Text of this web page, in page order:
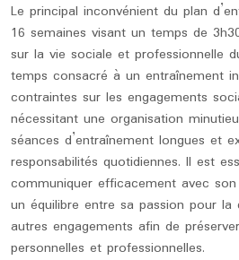
Le principal inconvénient du plan
16 semaines visant un temps de
sur la vie sociale et professionnelle
temps consacré à un entraînement
contraintes sur les engagements
nécessitant une organisation
séances d’entraînement longues et
responsabilités quotidiennes. Il est
communiquer efficacement avec
un équilibre entre sa passion pour
autres engagements afin de
personnelles et professionnelles.